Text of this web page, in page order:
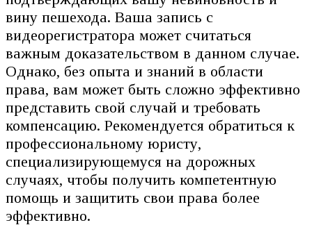
вину пешехода. Ваша запись с
видеорегистратора может считаться
важным доказательством в данном случае.
Однако, без опыта и знаний в области
права, вам может быть сложно эффективно
представить свой случай и требовать
компенсацию. Рекомендуется обратиться к
профессиональному юристу,
специализирующемуся на дорожных
случаях, чтобы получить компетентную
помощь и защитить свои права более
эффективно.